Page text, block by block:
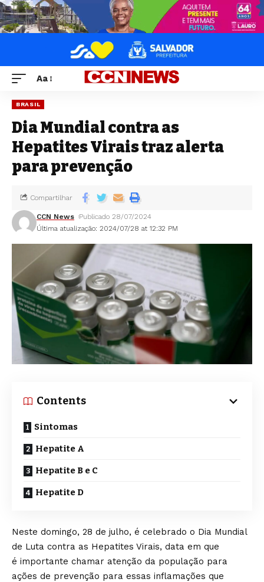
Aa
BRASIL
Dia Mundial contra as
Hepatites Virais traz alerta
para prevenção
Última atualização: 2024/07/28 at 12:32 PM
CCN News Publicado 28/07/2024
Compartilhar
Contents
Sintomas
Hepatite A
Hepatite B e C
Hepatite D
Neste domingo, 28 de julho, é celebrado o Dia Mundial
de Luta contra as Hepatites Virais, data em que
é importante chamar atenção da população para
ações de prevenção para essas inflamações que